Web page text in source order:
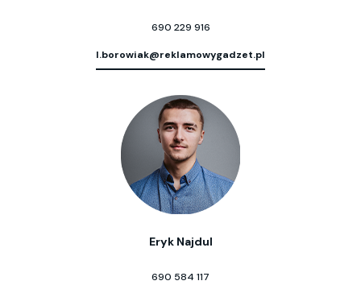
690 229 916
l.borowiak@reklamowygadzet.pl
Eryk Najdul
690 584 117